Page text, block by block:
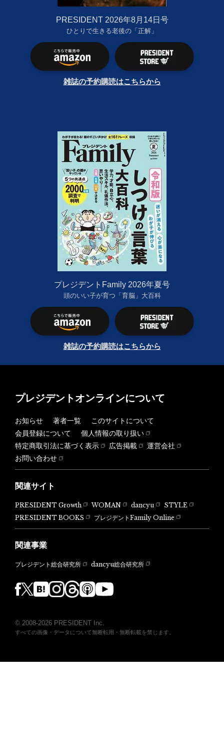
PRESIDENT 2026年8月14日号
ひとりで生きる老後の「正解」
雑誌の予約購読はこちらから
プレジデントFamily 2026年夏号
頭のいい子が育つ「育脳」大百科
雑誌の予約購読はこちらから
プレジデントオンラインについて
お知らせ 著者一覧
このサイトについて
会員登録について
個人情報の取り扱い
特定商取引法に基づく表示
広告掲載
運営会社
お問い合わせ
関連サイト
PRESIDENT Growth WOMAN dancyu
STYLE
PRESIDENT BOOKS
プレジデントFamily Online
関連事業
プレジデント総合研究所 dancyu総合研究所
© 2008-2026 PRESIDENT Inc.
すべての画像・データについて無断転用・無断転載を禁じます。